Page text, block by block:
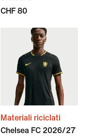
CHF 80
Materiali riciclati
Chelsea FC 2026/27